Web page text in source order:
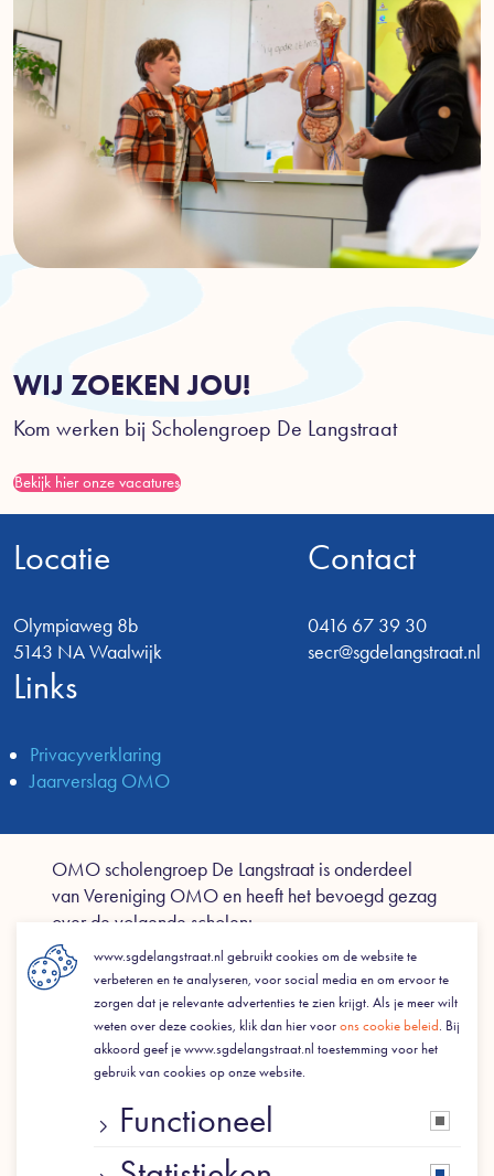
WIJ ZOEKEN JOU!
Kom werken bij Scholengroep De Langstraat
Bekijk hier onze vacatures
Locatie
Olympiaweg 8b
5143 NA Waalwijk
Contact
0416 67 39 30
secr@sgdelangstraat.nl
Links
Privacyverklaring
Jaarverslag OMO
OMO scholengroep De Langstraat is onderdeel
van Vereniging OMO en heeft het bevoegd gezag
over de volgende scholen:
• Walewyc Mavo, Waalwijk
• d'Oultremont College, Drunen
• Van Haestrecht College, Kaatsheuvel
• Dr. Mollercollege, Waalwijk
De Overlaat, Waalwijk
www.sgdelangstraat.nl gebruikt cookies om de website te
verbeteren en te analyseren, voor social media en om ervoor te
zorgen dat je relevante advertenties te zien krijgt. Als je meer wilt
weten over deze cookies, klik dan hier voor ons cookie beleid . Bij
akkoord geef je www.sgdelangstraat.nl toestemming voor het
gebruik van cookies op onze website.
Functioneel